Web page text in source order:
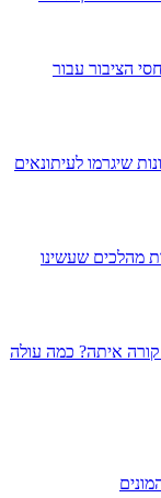
הציבור עבור
ציבור לפרויקט נדל"ן? קבל 5 רעיונות שיגרמו לעיתונאים
מהלכים שעשינו
קורה איתה? כמה עולה